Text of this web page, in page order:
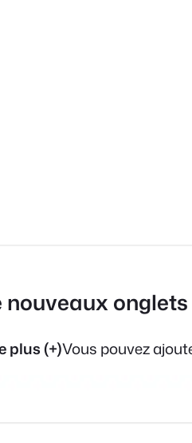
nouveaux
plus (+)Vous pouvez